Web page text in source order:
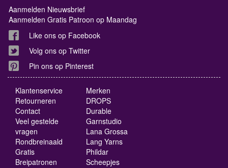
Aanmelden Nieuwsbrief
Aanmelden Gratis Patroon op Maandag
Like ons op Facebook
Volg ons op Twitter
Pin ons op Pinterest
Klantenservice
Retourneren
Contact
Veel gestelde
vragen
Rondbreinaald
Gratis
Breipatronen
Merken
DROPS
Durable
Garnstudio
Lana Grossa
Lang Yarns
Phildar
Scheepjes